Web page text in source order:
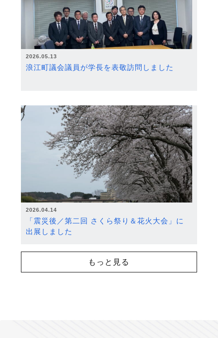
2026.05.13
浪江町議会議員が学長を表敬訪問しました
2026.04.14
「震災後／第二回 さくら祭り＆花火大会」に
出展しました
もっと見る